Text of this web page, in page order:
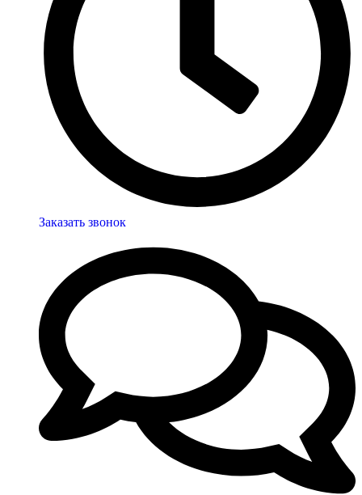
Заказать звонок